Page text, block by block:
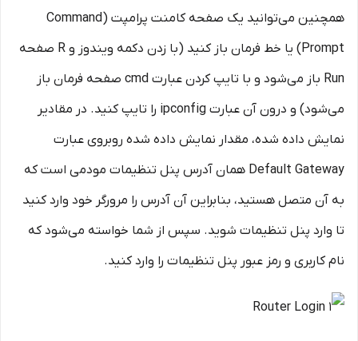
همچنین می‌توانید یک صفحه کامنت پرامپت (Command
Prompt) یا خط فرمان باز کنید (با زدن دکمه ویندوز و R صفحه
Run باز می‌شود و با تایپ کردن عبارت cmd صفحه فرمان باز
می‌شود) و درون آن عبارت ipconfig را تایپ کنید. در مقادیر
نمایش داده شده، مقدار نمایش داده شده روبروی عبارت
Default Gateway همان آدرس پنل تنظیمات مودمی است که
به آن متصل هستید، بنابراین آن آدرس را مرورگر خود وارد کنید
تا وارد پنل تنظیمات شوید. سپس از شما خواسته می‌شود که
نام کاربری و رمز عبور پنل تنظیمات را وارد کنید.